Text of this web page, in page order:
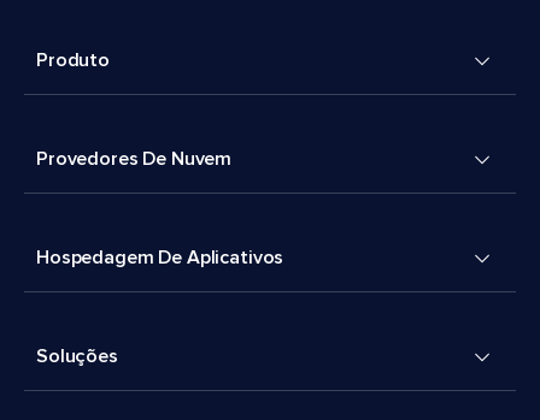
Produto
Provedores De Nuvem
Hospedagem De Aplicativos
Soluções